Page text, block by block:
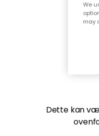
Dette kan
We
may